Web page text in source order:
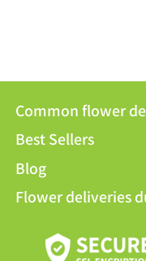
Common flower
Best Sellers
Blog
Flower deliveries